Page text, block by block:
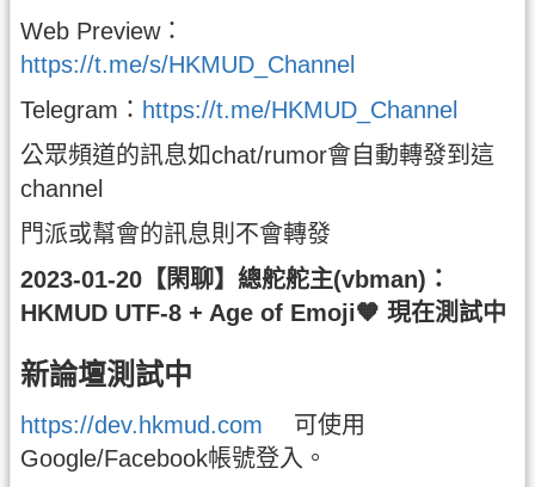
Web Preview：
https://t.me/s/HKMUD_Channel
Telegram： https://t.me/HKMUD_Channel
公眾頻道的訊息如chat/rumor會自動轉發到這
channel
門派或幫會的訊息則不會轉發
2023-01-20【閑聊】總舵舵主(vbman)：
HKMUD UTF-8 + Age of Emoji🧡 現在測試中
新論壇測試中
https://dev.hkmud.com
可使用
Google/Facebook帳號登入。